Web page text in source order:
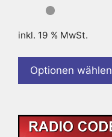
inkl. 19 % MwSt.
Optionen wählen